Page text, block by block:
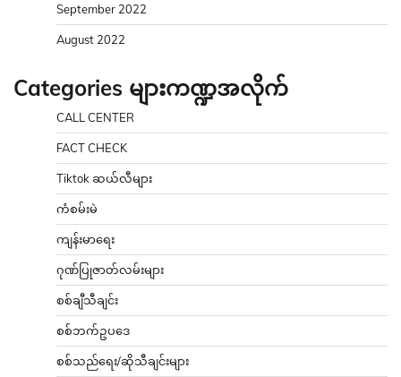
September 2022
August 2022
Categories များကဏ္ဍအလိုက်
CALL CENTER
FACT CHECK
Tiktok ဆယ်လီများ
ကံစမ်းမဲ
ကျန်းမာရေး
ဂုဏ်ပြုဇာတ်လမ်းများ
စစ်ချီသီချင်း
စစ်ဘက်ဥပဒေ
စစ်သည်ရေး/ဆိုသီချင်းများ